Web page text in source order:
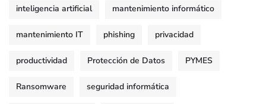
inteligencia artificial mantenimiento informático
mantenimiento IT phishing privacidad
productividad Protección de Datos PYMES
Ransomware seguridad informática